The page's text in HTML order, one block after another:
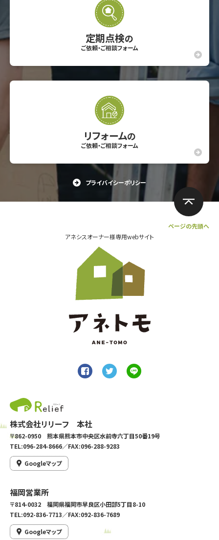
定期点検の
ご依頼・ご相談フォーム
リフォームの
ご依頼・ご相談フォーム
プライバイシーポリシー
アネシスオーナー様専用webサイト
株式会社リリーフ 本社
〒862-0950 熊本県熊本市中央区水前寺六丁目50番19号
TEL:096-284-8666／FAX:096-288-9283
Googleマップ
福岡営業所
〒814-0032 福岡県福岡市早良区小田部5丁目8-10
TEL:092-836-7713／FAX:092-836-7689
Googleマップ
ページの先頭へ